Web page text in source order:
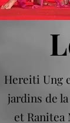
Hereiti Ung
jardins de
et Ranitea